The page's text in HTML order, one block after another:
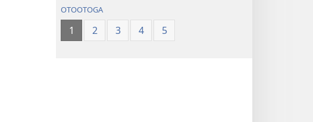
OTOOTOGA
1 2 3 4 5